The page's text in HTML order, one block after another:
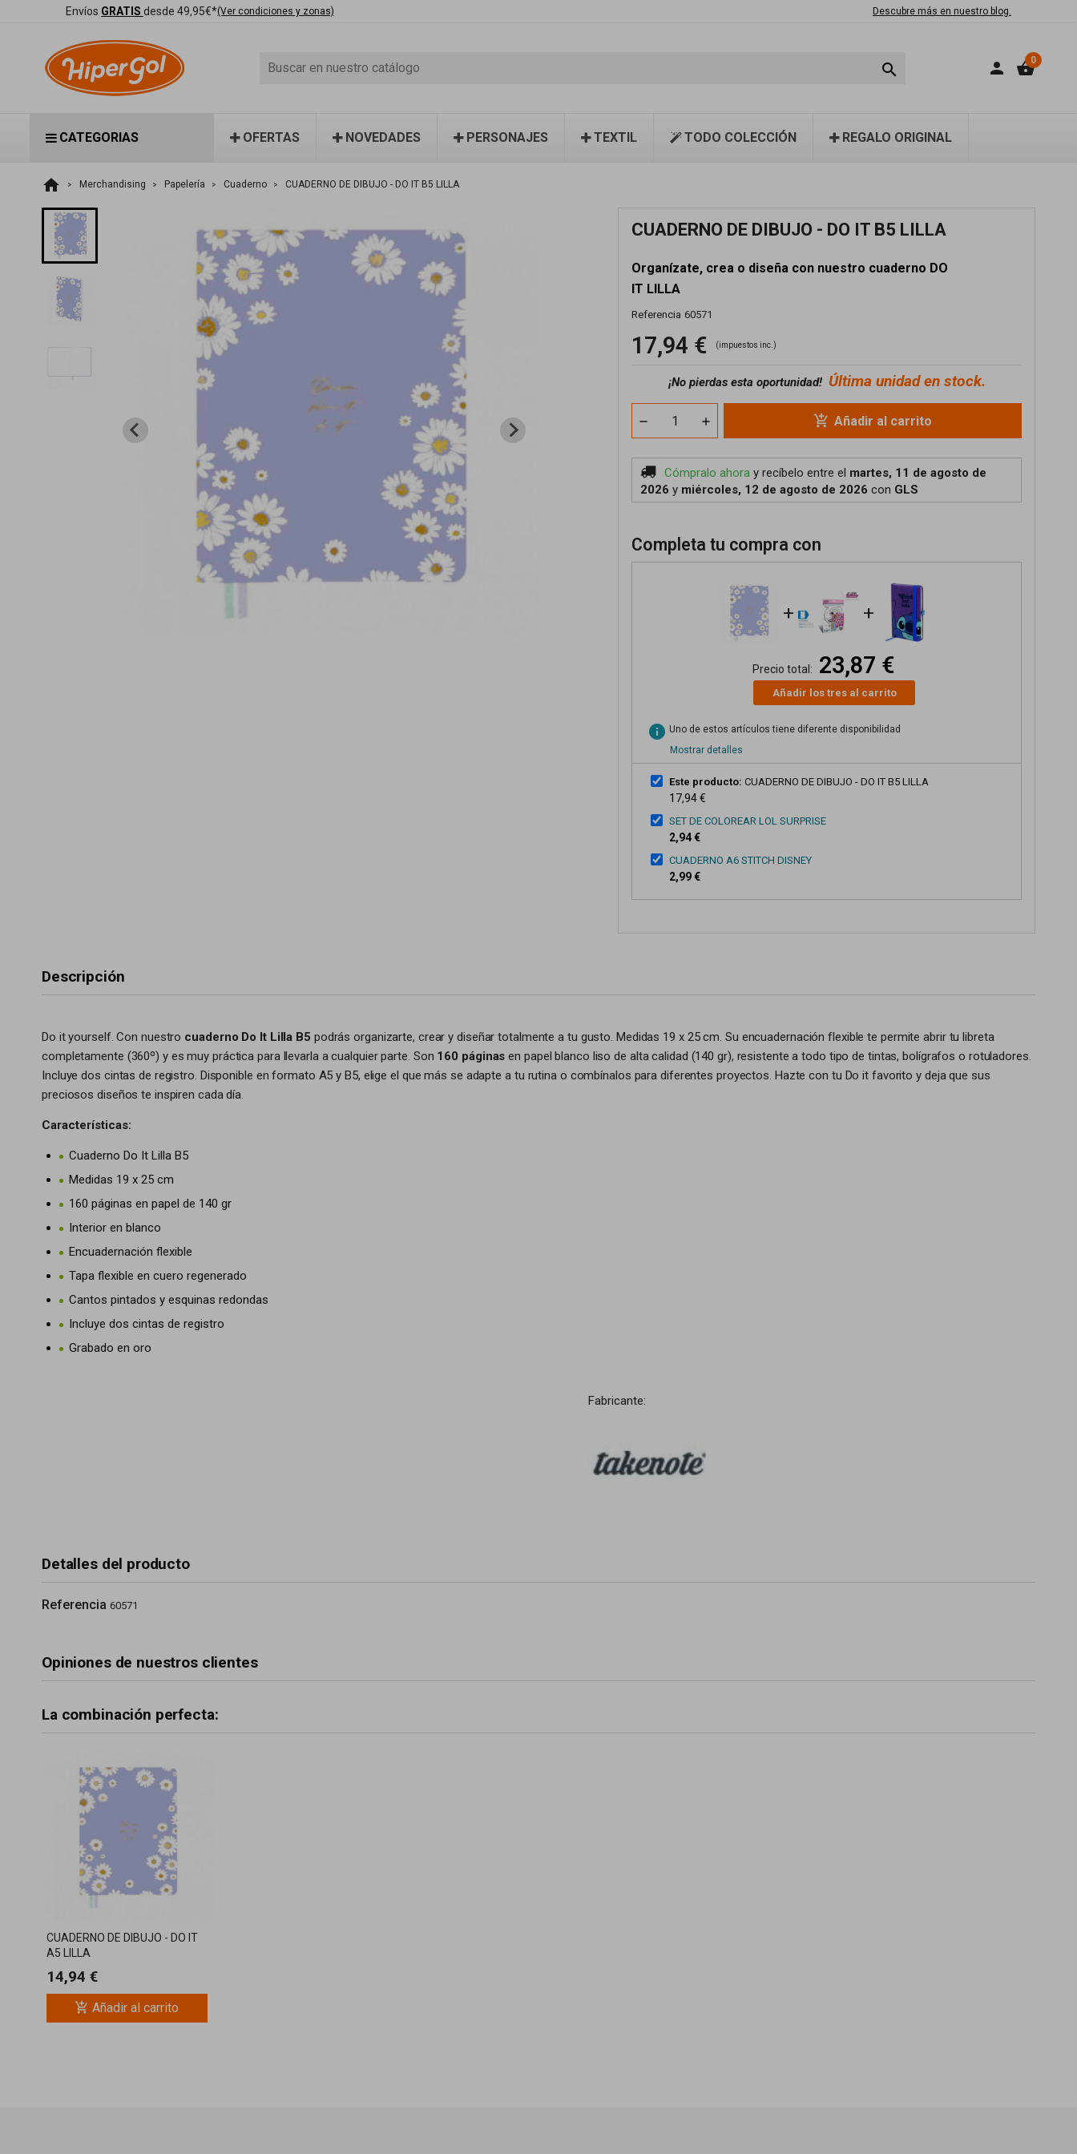
Envíos GRATIS desde 49,95€*(Ver condiciones y zonas) Descubre más en nuestro blog.
 person shopping_basket0
CATEGORIAS OFERTAS NOVEDADES PERSONAJES TEXTIL TODO COLECCIÓN REGALO ORIGINAL
home Merchandising Papelería Cuaderno CUADERNO DE DIBUJO - DO IT B5 LILLA
CUADERNO DE DIBUJO - DO IT B5 LILLA
Organízate, crea o diseña con nuestro cuaderno DO
IT LILLA
Referencia 60571
17,94 € (impuestos inc.)
¡No pierdas esta oportunidad! Última unidad en stock.
add_shopping_cart Añadir al carrito
Cómpralo ahoray recíbeloentre el martes, 11 de agosto de
2026 y miércoles, 12 de agosto de 2026 con GLS
Completa tu compra con
+ +
Precio total: 23,87 €
Añadir los tres al carrito
info Uno de estos artículos tiene diferente disponibilidad
Mostrar detalles
Este producto: CUADERNO DE DIBUJO - DO IT B5 LILLA
17,94 €
SET DE COLOREAR LOL SURPRISE
2,94 €
CUADERNO A6 STITCH DISNEY
2,99 €
Descripción
Do it yourself. Con nuestro cuaderno Do It Lilla B5 podrás organizarte, crear y diseñar totalmente a tu gusto. Medidas 19 x 25 cm. Su encuadernación flexible te permite abrir tu libreta
completamente (360º) y es muy práctica para llevarla a cualquier parte. Son 160 páginasen papel blanco liso de alta calidad (140 gr), resistente a todo tipo de tintas, bolígrafos o rotuladores.
Incluye dos cintas de registro. Disponible en formato A5 y B5, elige el que más se adapte a tu rutina o combínalos para diferentes proyectos. Hazte con tu Do it favorito y deja que sus
preciosos diseños te inspiren cada día.
Características:
Cuaderno Do It Lilla B5
Medidas 19 x 25 cm
160 páginas en papel de 140 gr
Interior en blanco
Encuadernación flexible
Tapa flexible en cuero regenerado
Cantos pintados y esquinas redondas
Incluye dos cintas de registro
Grabado en oro
Fabricante:
Detalles del producto
Referencia 60571
Opiniones de nuestros clientes
La combinación perfecta:
CUADERNO DE DIBUJO - DO IT
A5 LILLA
14,94 €
add_shopping_cart Añadir al carrito